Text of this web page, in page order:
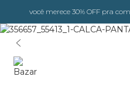
você merece 30% OFF pra